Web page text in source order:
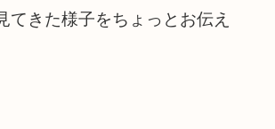
きた様子をちょっとお伝え